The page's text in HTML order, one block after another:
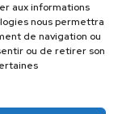
aux informations
nous permettra
de navigation ou
ou de retirer son